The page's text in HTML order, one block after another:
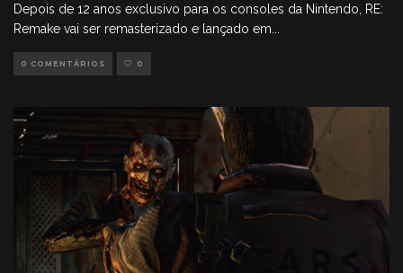
Depois de 12 anos exclusivo para os consoles da Nintendo, RE:
Remake vai ser remasterizado e lançado em
0 COMENTÁRIOS 0